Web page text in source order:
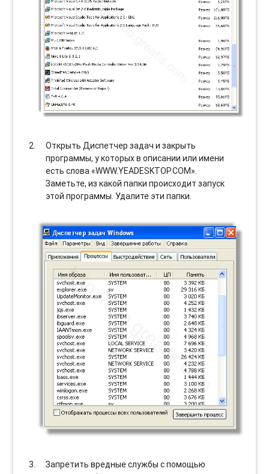
Открыть Диспетчер задач и закрыть
программы, у которых в описании или имени
есть слова «WWW.YEADESKTOP.COM».
Заметьте, из какой папки происходит запуск
этой программы. Удалите эти папки.
Запретить вредные службы с помощью